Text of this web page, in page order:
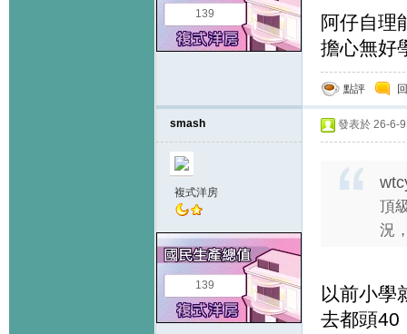
139
阿仔自理
擔心無好
點評
smash
複式洋房
139
發表於 26-6-
頂
況
以前小學
去都頭40